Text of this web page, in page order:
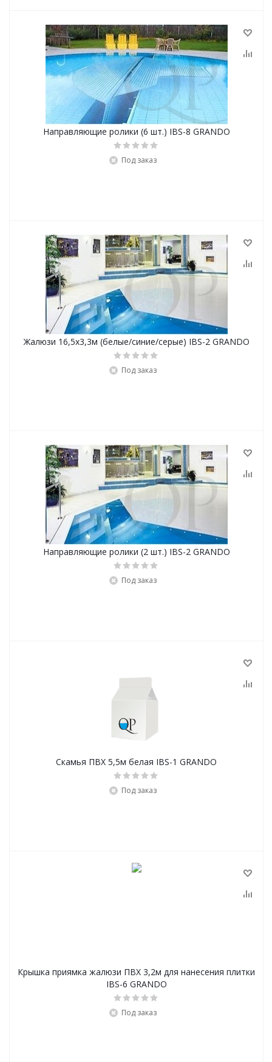
Направляющие ролики (6 шт.) IBS-8 GRANDO
Под заказ
Жалюзи 16,5х3,3м (белые/синие/серые) IBS-2 GRANDO
Под заказ
Направляющие ролики (2 шт.) IBS-2 GRANDO
Под заказ
Скамья ПВХ 5,5м белая IBS-1 GRANDO
Под заказ
Крышка приямка жалюзи ПВХ 3,2м для нанесения плитки
IBS-6 GRANDO
Под заказ